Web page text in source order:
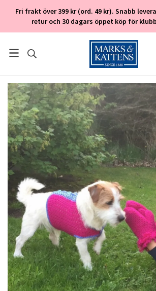
Fri frakt över 399 kr (ord. 49 kr). Snabb
retur och 30 dagars öppet köp för